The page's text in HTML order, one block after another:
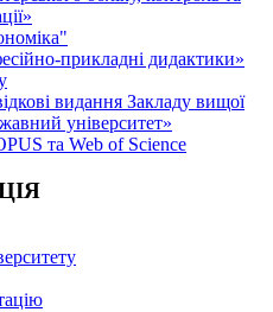
прикладні дидактики»
видання Закладу вищої
університет»
та Web of Science